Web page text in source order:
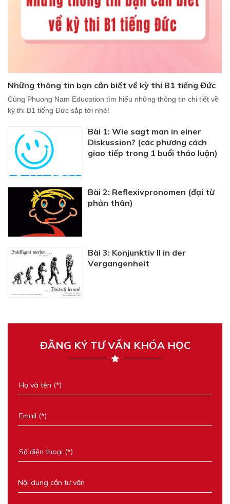
Những thông tin bạn cần biết về kỳ thi B1 tiếng Đức
Cùng Phuong Nam Education tìm hiểu những thông tin chi tiết về
kỳ thi B1 tiếng Đức sắp tới nhé!
Bài 1: Wie sagt man in einer
Diskussion? (các phương cách
giao tiếp trong 1 buổi thảo luận)
Bài 2: Reflexivpronomen (đại từ
phản thân)
Bài 3: Konjunktiv II in der
Vergangenheit
ĐĂNG KÝ TƯ VẤN KHÓA HỌC